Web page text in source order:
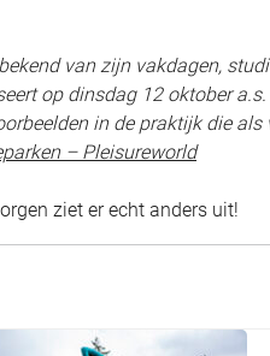
van zijn vakdagen,
op dinsdag 12 oktober
in de praktijk die
– Pleisureworld
ziet er echt anders uit!